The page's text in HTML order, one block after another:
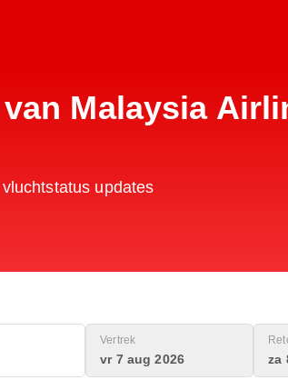
Malaysia
updates
Vertrek
vr 7 aug 2026 za